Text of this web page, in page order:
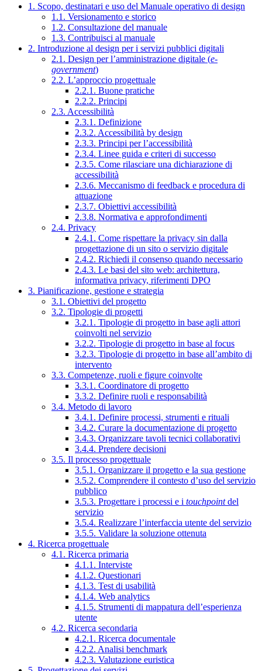
1. Scopo, destinatari e uso del Manuale operativo di design
1.1. Versionamento e storico
1.2. Consultazione del manuale
1.3. Contribuisci al manuale
2. Introduzione al design per i servizi pubblici digitali
2.1. Design per l’amministrazione digitale (e-
government)
2.2. L’approccio progettuale
2.2.1. Buone pratiche
2.2.2. Principi
2.3. Accessibilità
2.3.1. Definizione
2.3.2. Accessibilità by design
2.3.3. Principi per l’accessibilità
2.3.4. Linee guida e criteri di successo
2.3.5. Come rilasciare una dichiarazione di
accessibilità
2.3.6. Meccanismo di feedback e procedura di
attuazione
2.3.7. Obiettivi accessibilità
2.3.8. Normativa e approfondimenti
2.4. Privacy
2.4.1. Come rispettare la privacy sin dalla
progettazione di un sito o servizio digitale
2.4.2. Richiedi il consenso quando necessario
2.4.3. Le basi del sito web: architettura,
informativa privacy, riferimenti DPO
3. Pianificazione, gestione e strategia
3.1. Obiettivi del progetto
3.2. Tipologie di progetti
3.2.1. Tipologie di progetto in base agli attori
coinvolti nel servizio
3.2.2. Tipologie di progetto in base al focus
3.2.3. Tipologie di progetto in base all’ambito di
intervento
3.3. Competenze, ruoli e figure coinvolte
3.3.1. Coordinatore di progetto
3.3.2. Definire ruoli e responsabilità
3.4. Metodo di lavoro
3.4.1. Definire processi, strumenti e rituali
3.4.2. Curare la documentazione di progetto
3.4.3. Organizzare tavoli tecnici collaborativi
3.4.4. Prendere decisioni
3.5. Il processo progettuale
3.5.1. Organizzare il progetto e la sua gestione
3.5.2. Comprendere il contesto d’uso del servizio
pubblico
3.5.3. Progettare i processi e i touchpointdel
servizio
3.5.4. Realizzare l’interfaccia utente del servizio
3.5.5. Validare la soluzione ottenuta
4. Ricerca progettuale
4.1. Ricerca primaria
4.1.1. Interviste
4.1.2. Questionari
4.1.3. Test di usabilità
4.1.4. Web analytics
4.1.5. Strumenti di mappatura dell’esperienza
utente
4.2. Ricerca secondaria
4.2.1. Ricerca documentale
4.2.2. Analisi benchmark
4.2.3. Valutazione euristica